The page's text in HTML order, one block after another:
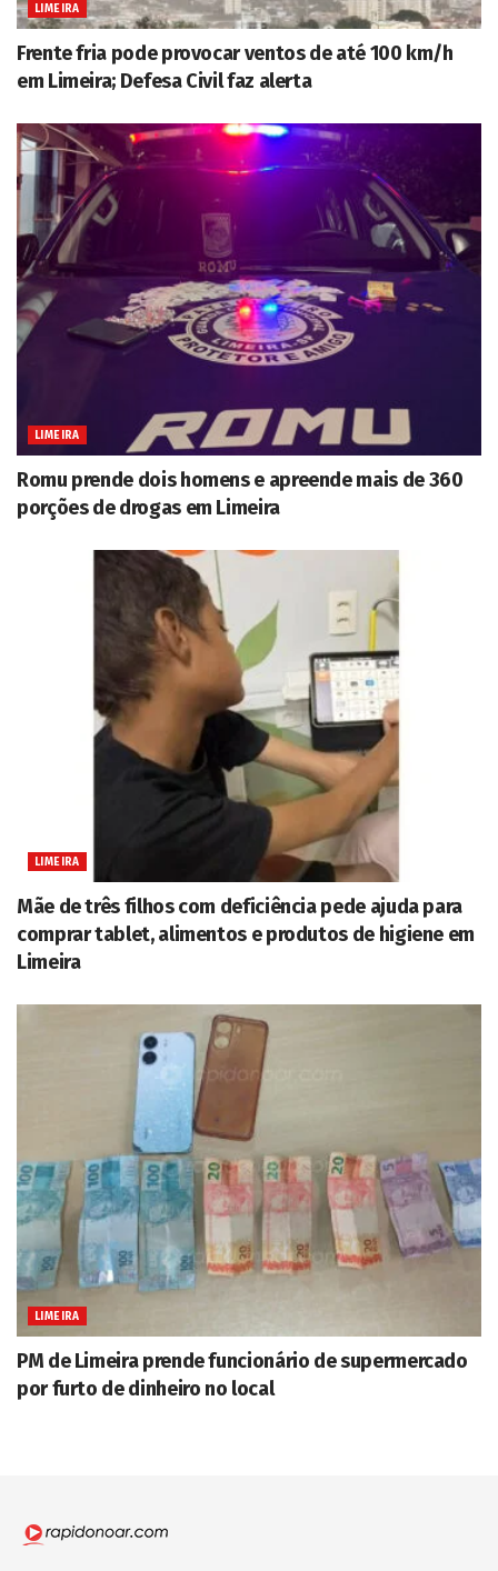
LIMEIRA
Frente fria pode provocar ventos de até 100 km/h
em Limeira; Defesa Civil faz alerta
LIMEIRA
Romu prende dois homens e apreende mais de 360
porções de drogas em Limeira
LIMEIRA
Mãe de três filhos com deficiência pede ajuda para
comprar tablet, alimentos e produtos de higiene em
Limeira
LIMEIRA
PM de Limeira prende funcionário de supermercado
por furto de dinheiro no local